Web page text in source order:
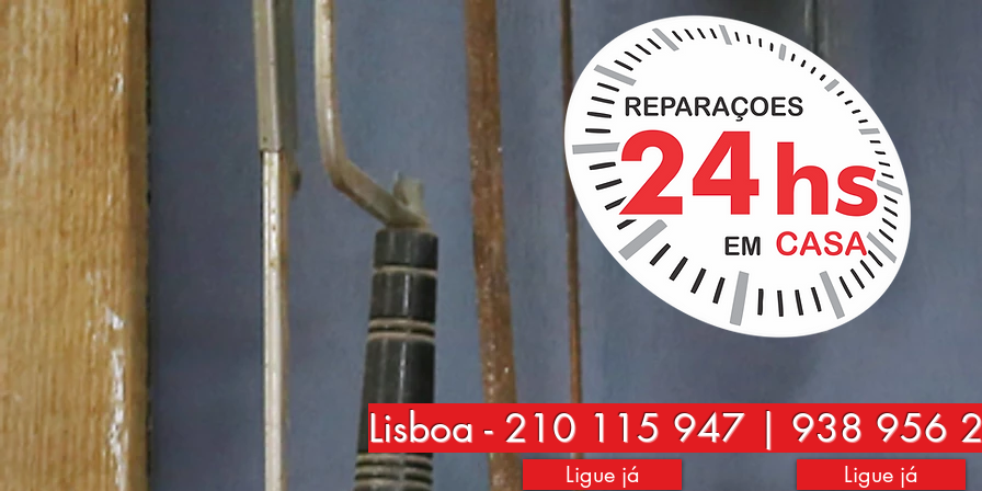
Ligue já Ligue já
Lisboa - 210 115 947 | 938 956